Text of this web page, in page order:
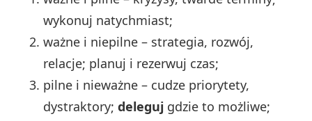
wykonuj natychmiast;
ważne i niepilne – strategia, rozwój,
relacje; planuj i rezerwuj czas;
pilne i nieważne – cudze priorytety,
dystraktory;deleguj gdzie to możliwe;